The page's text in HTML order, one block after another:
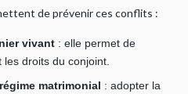
de prévenir ces conflits :
vivant : elle permet de
droits du conjoint.
matrimonial : adopter la